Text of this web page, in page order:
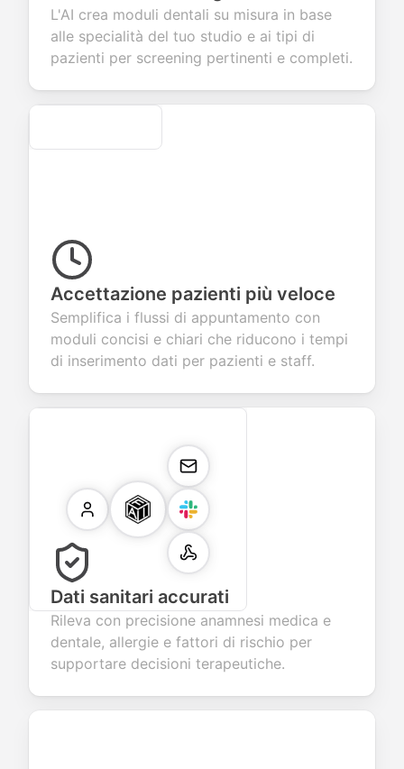
about
products or
seamless
account
creation.
commerce
transactions.
efficient
evaluation.
L'AI crea moduli dentali su misura in base
alle specialità del tuo studio e ai tipi di
pazienti per screening pertinenti e completi.
Secure
Accettazione pazienti più veloce
Semplifica i flussi di appuntamento con
moduli concisi e chiari che riducono i tempi
di inserimento dati per pazienti e staff.
Dati sanitari accurati
Rileva con precisione anamnesi medica e
dentale, allergie e fattori di rischio per
supportare decisioni terapeutiche.